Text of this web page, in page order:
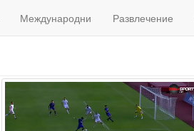
Международни Развлечение